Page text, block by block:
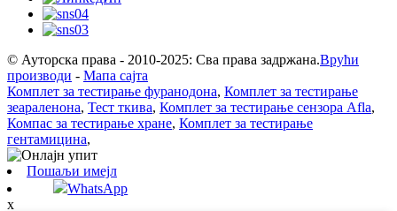
© Ауторска права - 2010-2025: Сва права задржана.Врући
производи - Мапа сајта
Комплет за тестирање фуранодона, Комплет за тестирање
зеараленона, Тест ткива, Комплет за тестирање сензора Afla,
Компас за тестирање хране, Комплет за тестирање
гентамицина,
Пошаљи имејл
WhatsApp
x